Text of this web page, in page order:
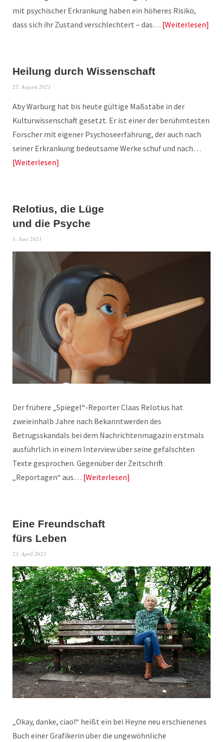
mit psychischer Erkrankung haben ein höheres Risiko,
dass sich ihr Zustand verschlechtert – das… Weiterlesen
Heilung durch Wissenschaft
27. August 2021
Aby Warburg hat bis heute gültige Maßstäbe in der
Kulturwissenschaft gesetzt. Er ist einer der berühmtesten
Forscher mit eigener Psychoseerfahrung, der auch nach
seiner Erkrankung bedeutsame Werke schuf und nach…
Weiterlesen
Relotius, die Lüge
und die Psyche
1. Juni 2021
Der frühere „Spiegel“-Reporter Claas Relotius hat
zweieinhalb Jahre nach Bekanntwerden des
Betrugsskandals bei dem Nachrichtenmagazin erstmals
ausführlich in einem Interview über seine gefälschten
Texte gesprochen. Gegenüber der Zeitschrift
„Reportagen“ aus… Weiterlesen
Eine Freundschaft
fürs Leben
23. April 2021
„Okay, danke, ciao!“ heißt ein bei Heyne neu erschienenes
Buch einer Grafikerin über die ungewöhnliche